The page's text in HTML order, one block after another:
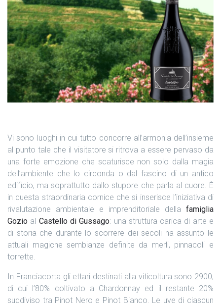
Vi sono luoghi in cui tutto concorre all’armonia dell’insieme
al punto tale che il visitatore si ritrova a essere pervaso da
una forte emozione che scaturisce non solo dalla magia
dell’ambiente che lo circonda o dal fascino di un antico
edificio, ma soprattutto dallo stupore che parla al cuore. È
in questa straordinaria cornice che si inserisce l’iniziativa di
rivalutazione ambientale e imprenditoriale della famiglia
Gozio al Castello di Gussago: una struttura carica di arte e
di storia che durante lo scorrere dei secoli ha assunto le
attuali magiche sembianze definite da merli, pinnacoli e
torrette.
In Franciacorta gli ettari destinati alla viticoltura sono 2900,
di cui l’80% coltivato a Chardonnay ed il restante 20%
suddiviso tra Pinot Nero e Pinot Bianco. Le uve di ciascun